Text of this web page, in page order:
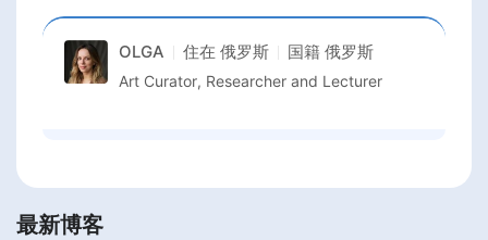
OLGA 住在 俄罗斯 国籍 俄罗斯
Art Curator, Researcher and Lecturer
最新博客